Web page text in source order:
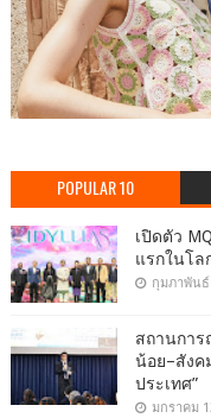
POPULAR 10
เปิดตัว
แรกในโล
กุมภาพันธ์
สถานการ
น้อย–สังค
ประเทศ”
มกราคม